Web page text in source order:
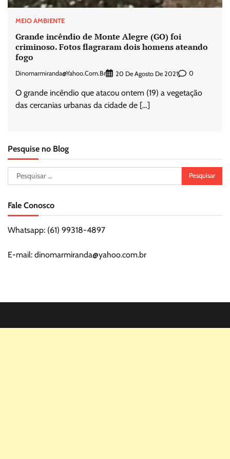
MEIO AMBIENTE
Grande incêndio de Monte Alegre (GO) foi
criminoso. Fotos flagraram dois homens ateando
fogo
Dinomarmiranda@yahoo.com.br 20 De Agosto De 2021 0
O grande incêndio que atacou ontem (19) a vegetação
das cercanias urbanas da cidade de […]
Pesquise no Blog
Pesquisar
por:
Fale Conosco
Whatsapp: (61) 99318-4897
E-mail: dinomarmiranda@yahoo.com.br